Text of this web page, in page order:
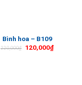
Bình hoa – B109
220,000₫ 120,000₫